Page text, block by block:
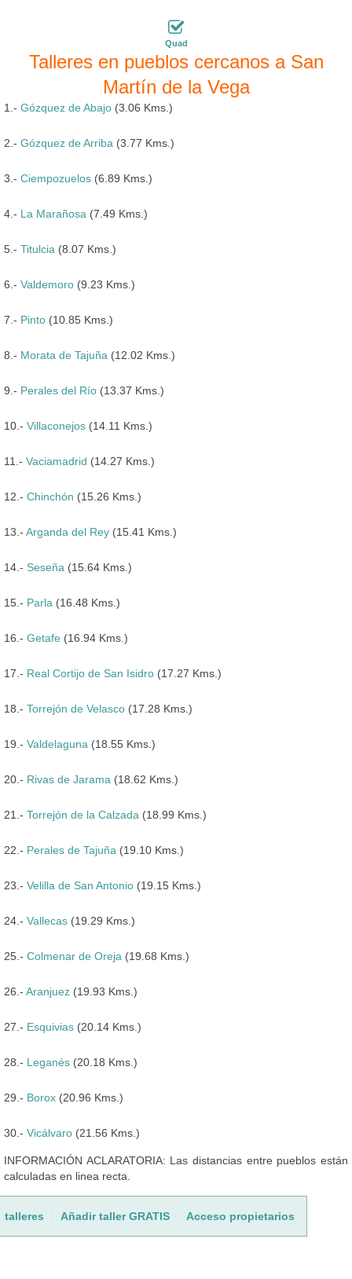
Quad
Talleres en pueblos cercanos a San
Martín de la Vega
1.- Gózquez de Abajo (3.06 Kms.)
2.- Gózquez de Arriba (3.77 Kms.)
3.- Ciempozuelos (6.89 Kms.)
4.- La Marañosa (7.49 Kms.)
5.- Titulcia (8.07 Kms.)
6.- Valdemoro (9.23 Kms.)
7.- Pinto (10.85 Kms.)
8.- Morata de Tajuña (12.02 Kms.)
9.- Perales del Río (13.37 Kms.)
10.- Villaconejos (14.11 Kms.)
11.- Vaciamadrid (14.27 Kms.)
12.- Chinchón (15.26 Kms.)
13.- Arganda del Rey (15.41 Kms.)
14.- Seseña (15.64 Kms.)
15.- Parla (16.48 Kms.)
16.- Getafe (16.94 Kms.)
17.- Real Cortijo de San Isidro (17.27 Kms.)
18.- Torrejón de Velasco (17.28 Kms.)
19.- Valdelaguna (18.55 Kms.)
20.- Rivas de Jarama (18.62 Kms.)
21.- Torrejón de la Calzada (18.99 Kms.)
22.- Perales de Tajuña (19.10 Kms.)
23.- Velilla de San Antonio (19.15 Kms.)
24.- Vallecas (19.29 Kms.)
25.- Colmenar de Oreja (19.68 Kms.)
26.- Aranjuez (19.93 Kms.)
27.- Esquivias (20.14 Kms.)
28.- Leganés (20.18 Kms.)
29.- Borox (20.96 Kms.)
30.- Vicálvaro (21.56 Kms.)
INFORMACIÓN ACLARATORIA: Las distancias entre pueblos están
calculadas en linea recta.
talleres Añadir taller GRATIS Acceso propietarios